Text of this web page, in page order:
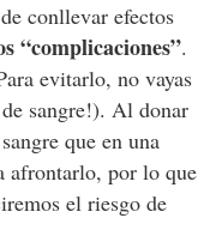
conllevar efectos
“complicaciones”.
evitarlo, no vayas
sangre!). Al donar
que en una
afrontarlo, por lo que
el riesgo de